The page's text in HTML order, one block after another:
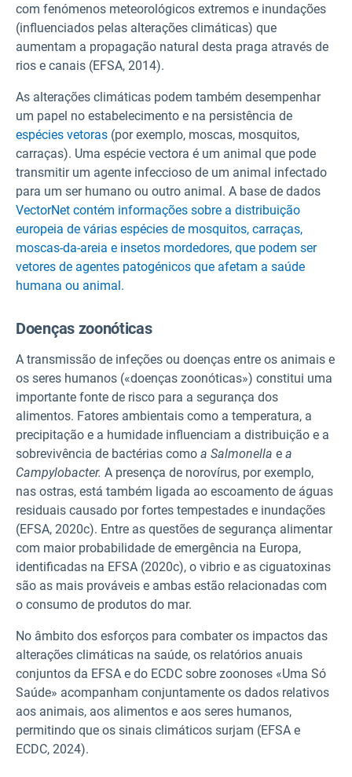
com fenómenos meteorológicos extremos e inundações
(influenciados pelas alterações climáticas) que
aumentam a propagação natural desta praga através de
rios e canais (EFSA, 2014).
As alterações climáticas podem também desempenhar
um papel no estabelecimento e na persistência de
espécies vetoras (por exemplo, moscas, mosquitos,
carraças). Uma espécie vectora é um animal que pode
transmitir um agente infeccioso de um animal infectado
para um ser humano ou outro animal. A base de dados
VectorNet contém informações sobre a distribuição
europeia de várias espécies de mosquitos, carraças,
moscas-da-areia e insetos mordedores, que podem ser
vetores de agentes patogénicos que afetam a saúde
humana ou animal.
Doenças zoonóticas
A transmissão de infeções ou doenças entre os animais e
os seres humanos («doenças zoonóticas») constitui uma
importante fonte de risco para a segurança dos
alimentos. Fatores ambientais como a temperatura, a
precipitação e a humidade influenciam a distribuição e a
sobrevivência de bactérias como a Salmonella e a
Campylobacter. A presença de norovírus, por exemplo,
nas ostras, está também ligada ao escoamento de águas
residuais causado por fortes tempestades e inundações
(EFSA, 2020c). Entre as questões de segurança alimentar
com maior probabilidade de emergência na Europa,
identificadas na EFSA (2020c), o vibrio e as ciguatoxinas
são as mais prováveis e ambas estão relacionadas com
o consumo de produtos do mar.
No âmbito dos esforços para combater os impactos das
alterações climáticas na saúde, os relatórios anuais
conjuntos da EFSA e do ECDC sobre zoonoses «Uma Só
Saúde» acompanham conjuntamente os dados relativos
aos animais, aos alimentos e aos seres humanos,
permitindo que os sinais climáticos surjam (EFSA e
ECDC, 2024).